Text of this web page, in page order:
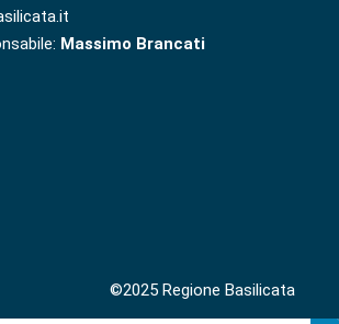
Massimo Brancati
©2025 Regione Basilicata